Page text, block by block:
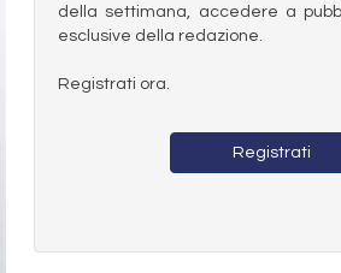
della settimana, accedere a
esclusive della redazione.
Registrati ora.
Registrati